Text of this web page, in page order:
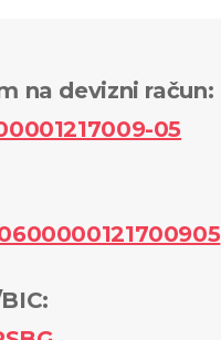
na devizni račun:
05